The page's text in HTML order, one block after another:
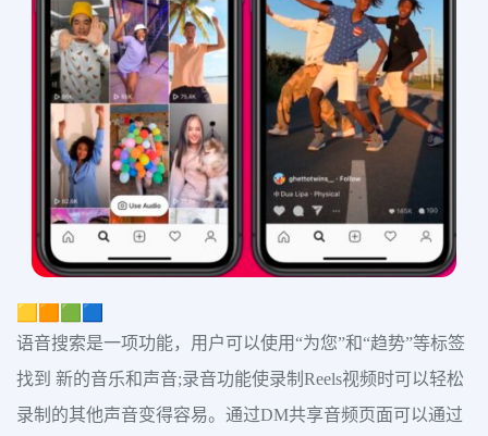
🟨🟧🟩🟦
语音搜索是一项功能，用户可以使用“为您”和“趋势”等标签
找到 新的音乐和声音;录音功能使录制Reels视频时可以轻松
录制的其他声音变得容易。通过DM共享音频页面可以通过